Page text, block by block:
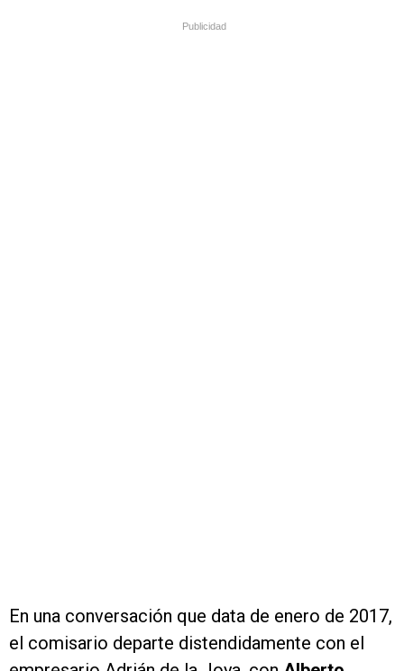
Publicidad
En una conversación que data de enero de 2017,
el comisario departe distendidamente con el